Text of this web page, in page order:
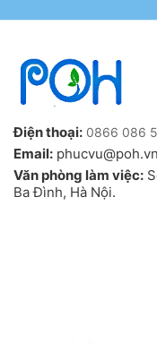
Điện thoại: 0866 086
Email: phucvu@poh.vn
Văn phòng làm việc:
Ba Đình, Hà Nội.